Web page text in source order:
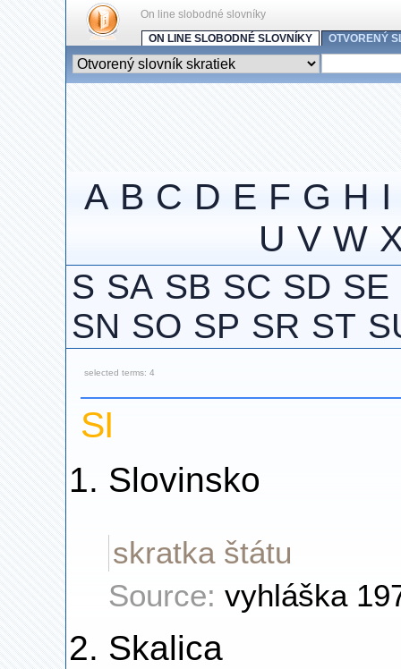
On line slobodné slovníky
ON LINE SLOBODNÉ SLOVNÍKY
OTVORENÝ
A B C D E F G H I
U V W
S SA SB SC SD SE
SN SO SP SR ST
selected terms: 4
SI
Slovinsko
skratka štátu
Source: vyhláška
Skalica